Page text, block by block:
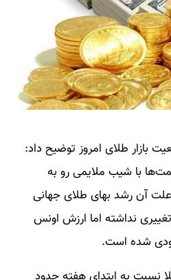
بازار طلای امروز توضیح داد:
با شیب ملایمی رو به
آن رشد بهای طلای جهانی
نداشته اما ارزش اونس
شده است.
نسبت به ابتدای هفته حدود